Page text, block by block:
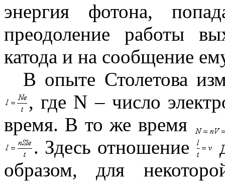
энергия фотона,
преодоление работы
катода и на сообщение
В опыте Столетова
, где N – число
время. В то же время
. Здесь отношение
образом, для